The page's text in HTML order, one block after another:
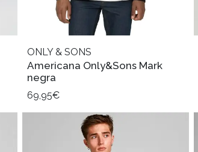
ONLY & SONS
Americana Only&Sons Mark
negra
69,95€